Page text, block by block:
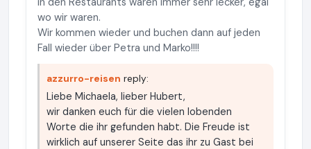
wo wir waren.
Wir kommen wieder und buchen dann auf jeden
Fall wieder über Petra und Marko!!!!
azzurro-reisen reply:
Liebe Michaela, lieber Hubert,
wir danken euch für die vielen lobenden
Worte die ihr gefunden habt. Die Freude ist
wirklich auf unserer Seite das ihr zu Gast bei